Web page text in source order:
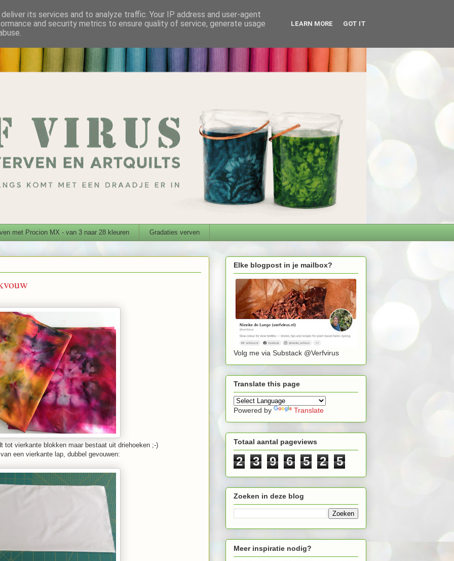
met Procion MX - van 3 naar 28 kleuren Gradaties verven
tot vierkante blokken maar bestaat uit driehoeken ;-)
een vierkante lap, dubbel gevouwen:
Elke blogpost in je mailbox?
Volg me via Substack @Verfvirus
Translate this page
Powered by Translate
Totaal aantal pageviews
2 3 9 6 5 2 5
Zoeken in deze blog
Meer inspiratie nodig?
its services and to analyze traffic. Your IP address and user-agent
and security metrics to ensure quality of service, generate usage
LEARN MORE GOT IT